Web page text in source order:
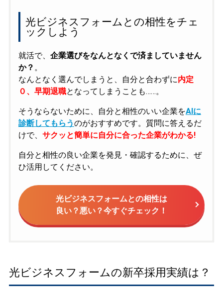
光ビジネスフォームとの相性をチェ
ックしよう
就活で、 企業選びをなんとなくで済ましていません
か？ 。
なんとなく選んでしまうと、自分と合わずに内定
０、早期退職となってしまうことも……。
そうならないために、自分と相性のいい企業をAIに
診断してもらうのがおすすめです。質問に答えるだ
けで、 サクッと簡単に自分に合った企業がわかる!
自分と相性の良い企業を発見・確認するために、ぜ
ひ活用してください。
光ビジネスフォームとの相性は
良い？悪い？今すぐチェック！
光ビジネスフォームの新卒採用実績は？